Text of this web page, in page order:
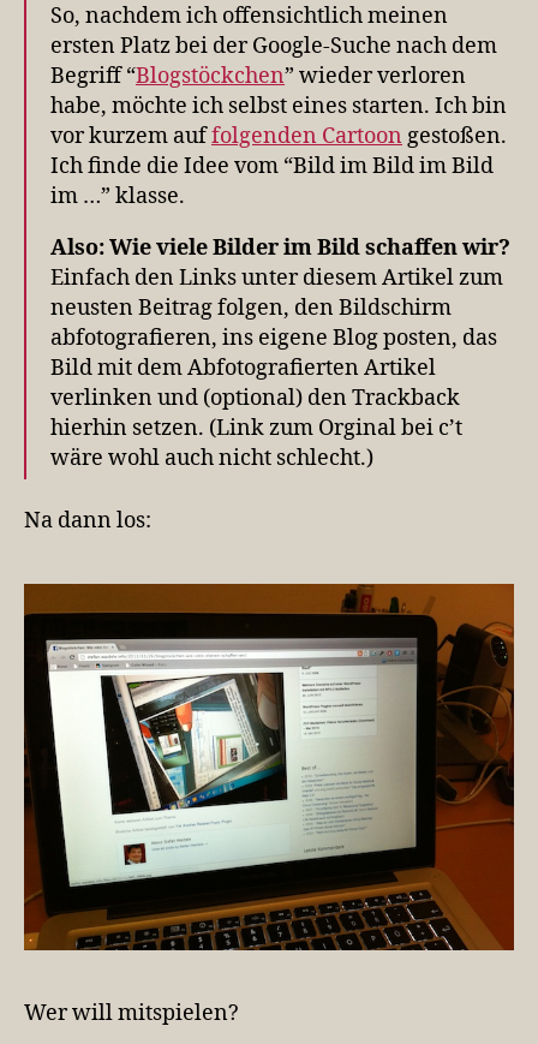
So, nachdem ich offensichtlich meinen
ersten Platz bei der Google-Suche nach dem
Begriff “Blogstöckchen” wieder verloren
habe, möchte ich selbst eines starten. Ich bin
vor kurzem auffolgenden Cartoon gestoßen.
Ich finde die Idee vom “Bild im Bild im Bild
im …” klasse.
Also: Wie viele Bilder im Bild schaffen wir?
Einfach den Links unter diesem Artikel zum
neusten Beitrag folgen, den Bildschirm
abfotografieren, ins eigene Blog posten, das
Bild mit dem Abfotografierten Artikel
verlinken und (optional) den Trackback
hierhin setzen. (Link zum Orginal bei c’t
wäre wohl auch nicht schlecht.)
Na dann los:
Wer will mitspielen?